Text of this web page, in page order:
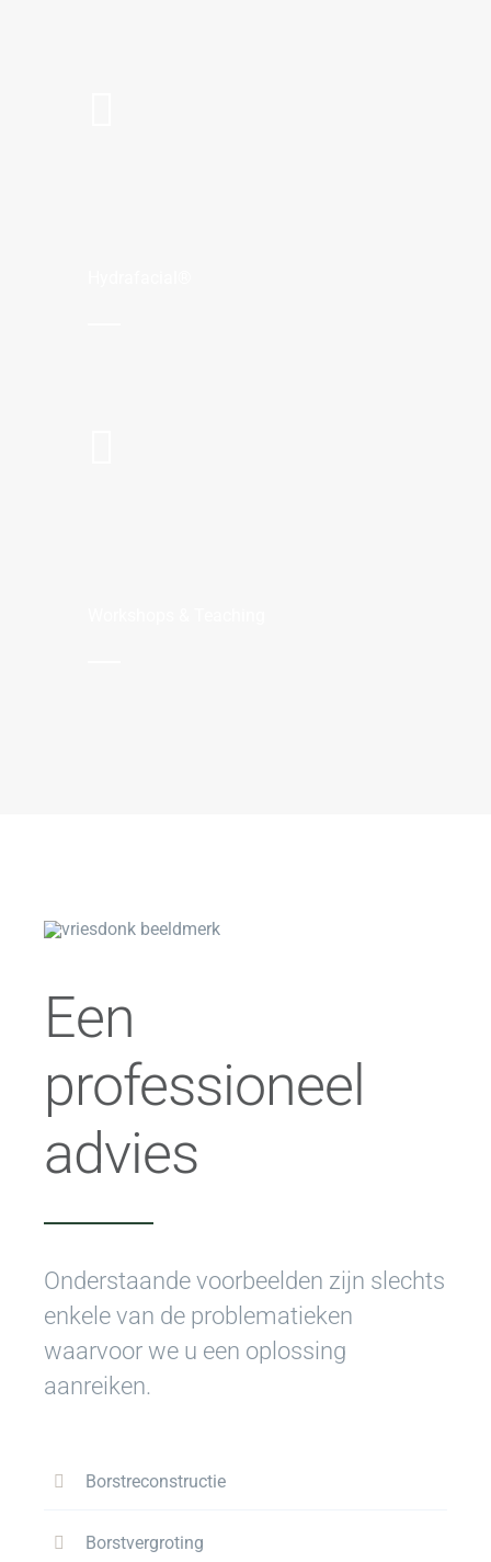
Een
professioneel
advies
Onderstaande voorbeelden zijn slechts
enkele van de problematieken
waarvoor we u een oplossing
aanreiken.
Borstreconstructie
Borstvergroting